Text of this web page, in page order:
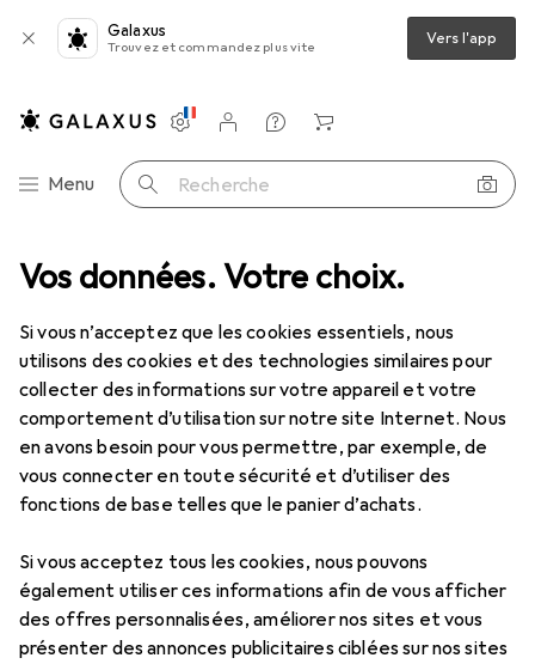
Vos données. Votre choix.
Si vous n’acceptez que les cookies essentiels, nous
utilisons des cookies et des technologies similaires pour
collecter des informations sur votre appareil et votre
comportement d’utilisation sur notre site Internet. Nous
en avons besoin pour vous permettre, par exemple, de
vous connecter en toute sécurité et d’utiliser des
fonctions de base telles que le panier d’achats.
Si vous acceptez tous les cookies, nous pouvons
également utiliser ces informations afin de vous afficher
des offres personnalisées, améliorer nos sites et vous
présenter des annonces publicitaires ciblées sur nos sites
Galaxus
Trouvez et commandez plus vite Vers l'app
Navigation par catégorie
Menu Recherche
Paramètres
Compte client
Listes de comparaison
Listes d'envies
Panier
de contact Air Optix plus HydraGlyde pour l'astigmatisme
Air Optixplus HydraGlyde pour
l'astigmatisme
Prix en EUR TVA incl.
EUR
49,24 EUR
8,21/1pcs